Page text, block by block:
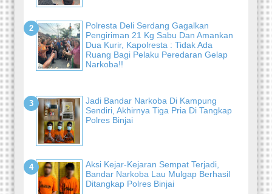
Polresta Deli Serdang Gagalkan
Pengiriman 21 Kg Sabu Dan Amankan
Dua Kurir, Kapolresta : Tidak Ada
Ruang Bagi Pelaku Peredaran Gelap
Narkoba!!
Jadi Bandar Narkoba Di Kampung
Sendiri, Akhirnya Tiga Pria Di Tangkap
Polres Binjai
Aksi Kejar-Kejaran Sempat Terjadi,
Bandar Narkoba Lau Mulgap Berhasil
Ditangkap Polres Binjai